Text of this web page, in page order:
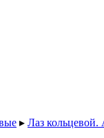
▸ Лаз кольцевой.